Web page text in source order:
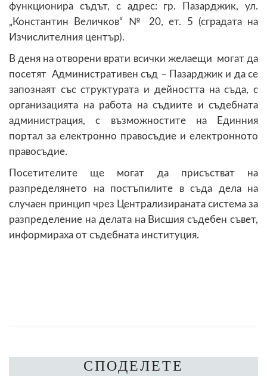
функционира съдът, с адрес: гр. Пазарджик, ул.
„Константин Величков“ № 20, ет. 5 (сградата на
Изчислителния център).
В деня на отворени врати всички желаещи могат да
посетят Административен съд – Пазарджик и да се
запознаят със структурата и дейността на съда, с
организацията на работа на съдиите и съдебната
администрация, с възможностите на Единния
портал за електронно правосъдие и електронното
правосъдие.
Посетителите ще могат да присъстват на
разпределянето на постъпилите в съда дела на
случаен принцип чрез Централизираната система за
разпределение на делата на Висшия съдебен съвет,
информираха от съдебната институция.
СПОДЕЛЕТЕ